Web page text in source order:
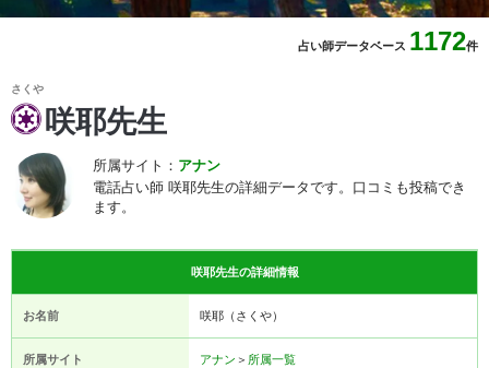
占い師データベース 1172件
さくや
咲耶先生
所属サイト： アナン
電話占い師 咲耶先生の詳細データです。口コミも投稿でき
ます。
咲耶先生の詳細情報
お名前 咲耶（さくや）
所属サイト アナン ＞ 所属一覧